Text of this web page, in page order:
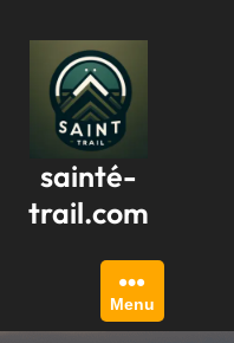
contenu
sainté-
trail.com
Menu